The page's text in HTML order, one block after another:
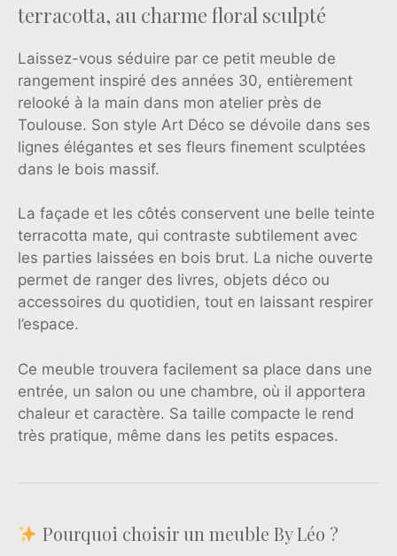
terracotta, au charme floral sculpté
Laissez-vous séduire par ce petit meuble de
rangement inspiré des années 30, entièrement
relooké à la main dans mon atelier près de
Toulouse. Son style Art Déco se dévoile dans ses
lignes élégantes et ses fleurs finement sculptées
dans le bois massif.
La façade et les côtés conservent une belle teinte
terracotta mate, qui contraste subtilement avec
les parties laissées en bois brut. La niche ouverte
permet de ranger des livres, objets déco ou
accessoires du quotidien, tout en laissant respirer
l’espace.
Ce meuble trouvera facilement sa place dans une
entrée, un salon ou une chambre, où il apportera
chaleur et caractère. Sa taille compacte le rend
très pratique, même dans les petits espaces.
Pourquoi choisir un meuble By Léo ?